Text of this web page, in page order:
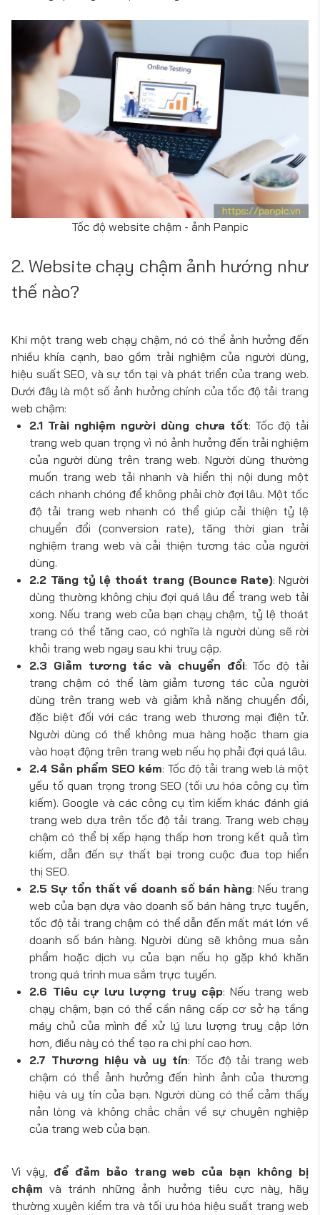
Tốc độ website chậm - ảnh Panpic
2. Website chạy chậm ảnh hướng như
thế nào?
Khi một trang web chạy chậm, nó có thể ảnh hưởng đến
nhiều khía cạnh, bao gồm trải nghiệm của người dùng,
hiệu suất SEO, và sự tồn tại và phát triển của trang web.
Dưới đây là một số ảnh hưởng chính của tốc độ tải trang
web chậm:
2.1 Trài nghiệm người dùng chưa tốt: Tốc độ tải
trang web quan trọng vì nó ảnh hưởng đến trải nghiệm
của người dùng trên trang web. Người dùng thường
muốn trang web tải nhanh và hiển thị nội dung một
cách nhanh chóng để không phải chờ đợi lâu. Một tốc
độ tải trang web nhanh có thể giúp cải thiện tỷ lệ
chuyển đổi (conversion rate), tăng thời gian trải
nghiệm trang web và cải thiện tương tác của người
dùng.
2.2 Tăng tỷ lệ thoát trang (Bounce Rate): Người
dùng thường không chịu đợi quá lâu để trang web tải
xong. Nếu trang web của bạn chạy chậm, tỷ lệ thoát
trang có thể tăng cao, có nghĩa là người dùng sẽ rời
khỏi trang web ngay sau khi truy cập.
2.3 Giảm tương tác và chuyển đổi: Tốc độ tải
trang chậm có thể làm giảm tương tác của người
dùng trên trang web và giảm khả năng chuyển đổi,
đặc biệt đối với các trang web thương mại điện tử.
Người dùng có thể không mua hàng hoặc tham gia
vào hoạt động trên trang web nếu họ phải đợi quá lâu.
2.4 Sản phẩm SEO kém: Tốc độ tải trang web là một
yếu tố quan trọng trong SEO (tối ưu hóa công cụ tìm
kiếm). Google và các công cụ tìm kiếm khác đánh giá
trang web dựa trên tốc độ tải trang. Trang web chạy
chậm có thể bị xếp hạng thấp hơn trong kết quả tìm
kiếm, dẫn đến sự thất bại trong cuộc đua top hiển
thị SEO.
2.5 Sự tổn thất về doanh số bán hàng: Nếu trang
web của bạn dựa vào doanh số bán hàng trực tuyến,
tốc độ tải trang chậm có thể dẫn đến mất mát lớn về
doanh số bán hàng. Người dùng sẽ không mua sản
phẩm hoặc dịch vụ của bạn nếu họ gặp khó khăn
trong quá trình mua sắm trực tuyến.
2.6 Tiêu cự lưu lượng truy cập: Nếu trang web
chạy chậm, bạn có thể cần nâng cấp cơ sở hạ tầng
máy chủ của mình để xử lý lưu lượng truy cập lớn
hơn, điều này có thể tạo ra chi phí cao hơn.
2.7 Thương hiệu và uy tín: Tốc độ tải trang web
chậm có thể ảnh hưởng đến hình ảnh của thương
hiệu và uy tín của bạn. Người dùng có thể cảm thấy
nản lòng và không chắc chắn về sự chuyên nghiệp
của trang web của bạn.
Vì vậy, để đảm bảo trang web của bạn không bị
chậm và tránh những ảnh hưởng tiêu cực này, hãy
thường xuyên kiểm tra và tối ưu hóa hiệu suất trang web